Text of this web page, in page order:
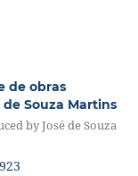
de obras
Souza Martins
by José de Souza